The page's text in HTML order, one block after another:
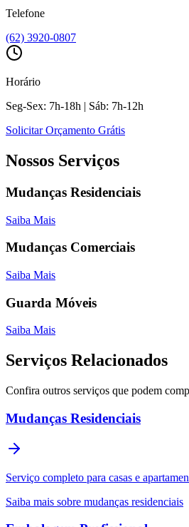
Telefone
(62) 3920-0807
Horário
Seg-Sex: 7h-18h | Sáb: 7h-12h
Solicitar Orçamento Grátis
Nossos Serviços
Mudanças Residenciais
Saiba Mais
Mudanças Comerciais
Saiba Mais
Guarda Móveis
Saiba Mais
Serviços Relacionados
Confira outros serviços que podem
Mudanças Residenciais
Serviço completo para casas e
Saiba mais sobre mudanças residenciais